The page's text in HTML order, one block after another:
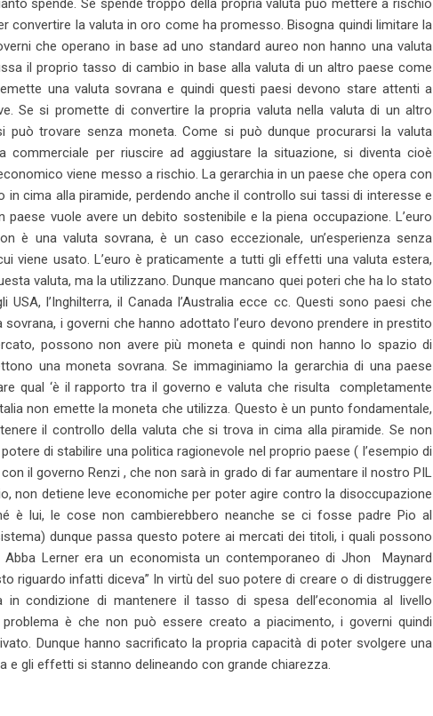
spende. Se spende troppo della propria valuta può mettere a rischio
convertire la valuta in oro come ha promesso. Bisogna quindi limitare la
che operano in base ad uno standard aureo non hanno una valuta
il proprio tasso di cambio in base alla valuta di un altro paese come
una valuta sovrana e quindi questi paesi devono stare attenti a
Se si promette di convertire la propria valuta nella valuta di un altro
trovare senza moneta. Come si può dunque procurarsi la valuta
commerciale per riuscire ad aggiustare la situazione, si diventa cioè
viene messo a rischio. La gerarchia in un paese che opera con
cima alla piramide, perdendo anche il controllo sui tassi di interesse e
vuole avere un debito sostenibile e la piena occupazione. L’euro
una valuta sovrana, è un caso eccezionale, un’esperienza senza
viene usato. L’euro è praticamente a tutti gli effetti una valuta estera,
valuta, ma la utilizzano. Dunque mancano quei poteri che ha lo stato
l’Inghilterra, il Canada l’Australia ecce cc. Questi sono paesi che
i governi che hanno adottato l’euro devono prendere in prestito
possono non avere più moneta e quindi non hanno lo spazio di
una moneta sovrana. Se immaginiamo la gerarchia di una paese
qual ‘è il rapporto tra il governo e valuta che risulta completamente
non emette la moneta che utilizza. Questo è un punto fondamentale,
il controllo della valuta che si trova in cima alla piramide. Se non
di stabilire una politica ragionevole nel proprio paese ( l’esempio di
il governo Renzi , che non sarà in grado di far aumentare il nostro PIL
non detiene leve economiche per poter agire contro la disoccupazione
è lui, le cose non cambierebbero neanche se ci fosse padre Pio al
dunque passa questo potere ai mercati dei titoli, i quali possono
Lerner era un economista un contemporaneo di Jhon Maynard
riguardo infatti diceva” In virtù del suo potere di creare o di distruggere
condizione di mantenere il tasso di spesa dell’economia al livello
è che non può essere creato a piacimento, i governi quindi
Dunque hanno sacrificato la propria capacità di poter svolgere una
e gli effetti si stanno delineando con grande chiarezza.